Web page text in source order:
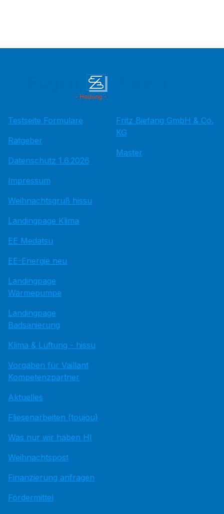
Testseite Formulare
Ratgeber
Datenschutz 1.6.2026
Impressum
Weihnachtsgruß hissu
Landingpage Klima
EE Medatsu
EE-Energie neu
Landingpage
Wärmepumpe
Landingpage
Badsanierung
Klima & Lüftung - hissu
Vorgaben für Vaillant
Kompetenzpartner
Aktuelles
Fliesenarbeiten (toujou)
Was nur wir haben HI
Weihnachtspost
Finanzierung anfragen
Fördermittel
Fritz Bie­fang GmbH & Co.
KG
Master